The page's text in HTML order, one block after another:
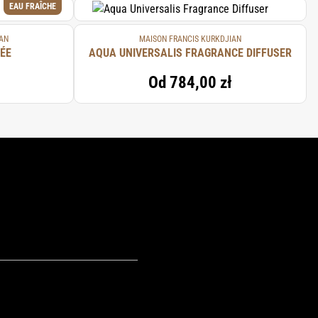
EAU FRAÎCHE
MAISON FRANCIS KURKDJIAN
AQUA UNIVERSALIS FRAGRANCE DIFFUSER
Od 784,00 zł